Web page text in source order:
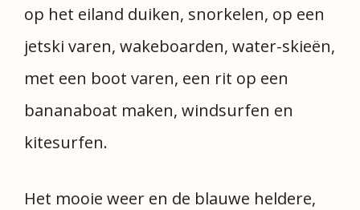
op het eiland duiken, snorkelen, op een
jetski varen, wakeboarden, water-skieën,
met een boot varen, een rit op een
bananaboat maken, windsurfen en
kitesurfen.
Het mooie weer en de blauwe heldere,